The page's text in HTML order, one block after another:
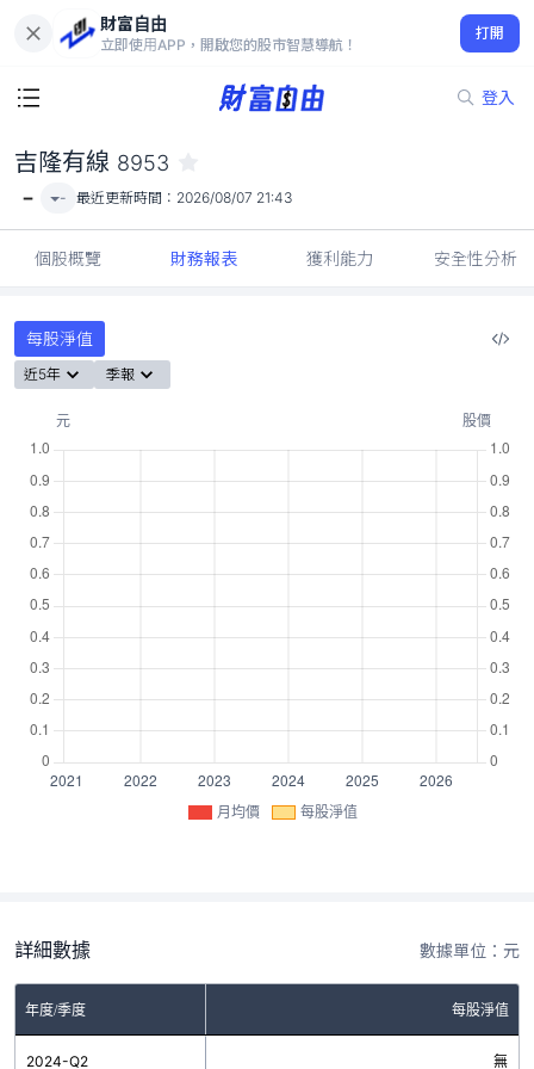
財富自由
立即使用APP，開啟您的股市智慧導航！
打開
登入
-
吉隆有線 8953
- - 最近更新時間： 2026/08/07 21:43
個股概覽 財務報表 獲利能力 安全性分析
每股淨值
近5年 季報
月均價 每股淨值
詳細數據 數據單位：元
年度/季度 每股淨值
2024-Q2 無